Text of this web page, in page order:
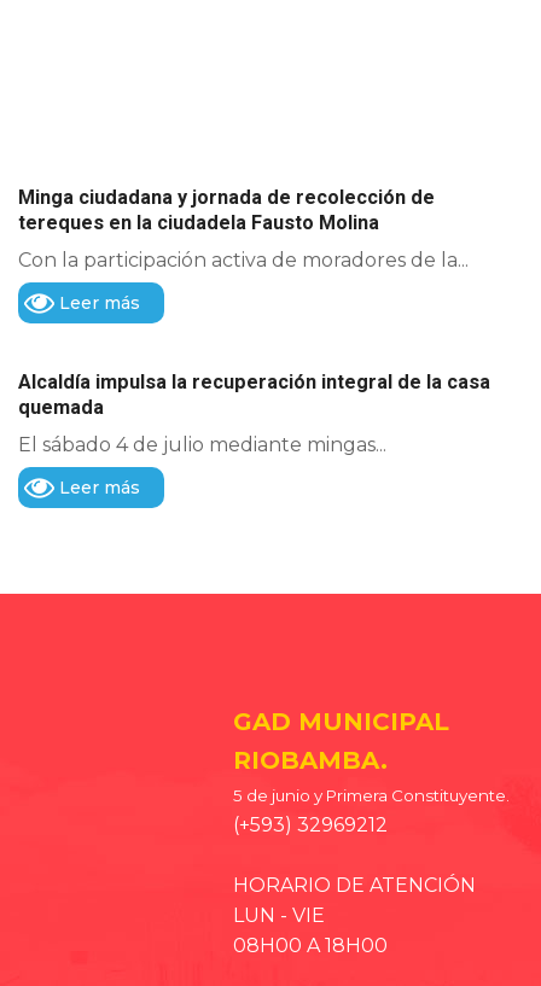
Minga ciudadana y jornada de recolección de
tereques en la ciudadela Fausto Molina
Con la participación activa de moradores de la...
Leer más
Alcaldía impulsa la recuperación integral de la casa
quemada
El sábado 4 de julio mediante mingas...
Leer más
GAD MUNICIPAL
RIOBAMBA.
5 de junio y Primera Constituyente.
(+593) 32969212
HORARIO DE ATENCIÓN
LUN - VIE
08H00 A 18H00